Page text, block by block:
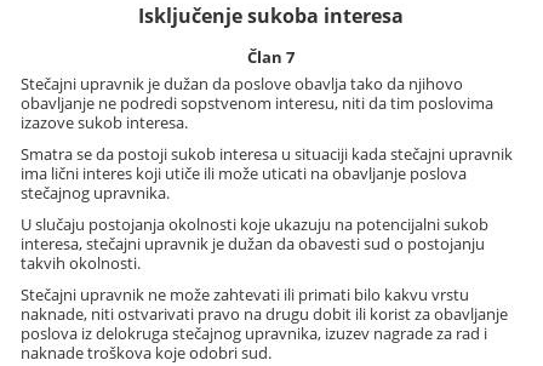
Isključenje sukoba interesa
Član 7
Stečajni upravnik je dužan da poslove obavlja tako da njihovo
obavljanje ne podredi sopstvenom interesu, niti da tim poslovima
izazove sukob interesa.
Smatra se da postoji sukob interesa u situaciji kada stečajni upravnik
ima lični interes koji utiče ili može uticati na obavljanje poslova
stečajnog upravnika.
U slučaju postojanja okolnosti koje ukazuju na potencijalni sukob
interesa, stečajni upravnik je dužan da obavesti sud o postojanju
takvih okolnosti.
Stečajni upravnik ne može zahtevati ili primati bilo kakvu vrstu
naknade, niti ostvarivati pravo na drugu dobit ili korist za obavljanje
poslova iz delokruga stečajnog upravnika, izuzev nagrade za rad i
naknade troškova koje odobri sud.